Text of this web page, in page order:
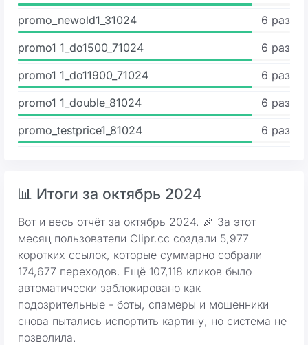
promo_newold1_31024
6 раз
promo1 1_do1500_71024
6 раз
promo1 1_do11900_71024
6 раз
promo1 1_double_81024
6 раз
promo_testprice1_81024
6 раз
📊 Итоги за октябрь 2024
Вот и весь отчёт за октябрь 2024. 🎉 За этот
месяц пользователи Clipr.cc создали 5,977
коротких ссылок, которые суммарно собрали
174,677 переходов. Ещё 107,118 кликов было
автоматически заблокировано как
подозрительные - боты, спамеры и мошенники
снова пытались испортить картину, но система не
позволила.